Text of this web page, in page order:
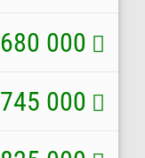
680 000
745 000